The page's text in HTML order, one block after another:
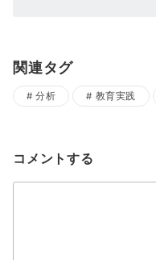
関連タグ
分析 教育実践
コメントする